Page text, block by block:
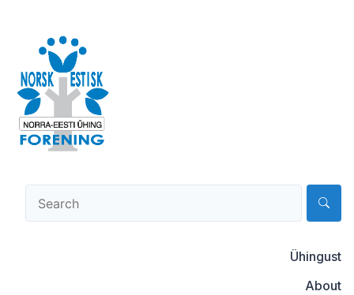
content
Norsk-estisk forening
Ühingust
About